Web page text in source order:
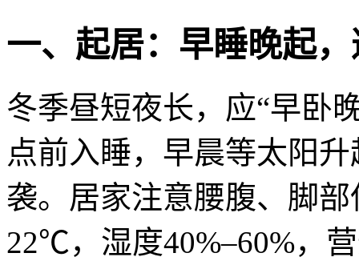
一、起居：早睡晚起
冬季昼短夜长，应“早卧
点前入睡，早晨等太阳
袭。居家注意腰腹、脚
22℃，湿度40%–60%，